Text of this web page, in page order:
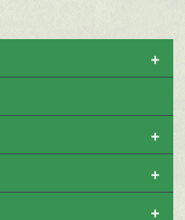
+
+
+
+